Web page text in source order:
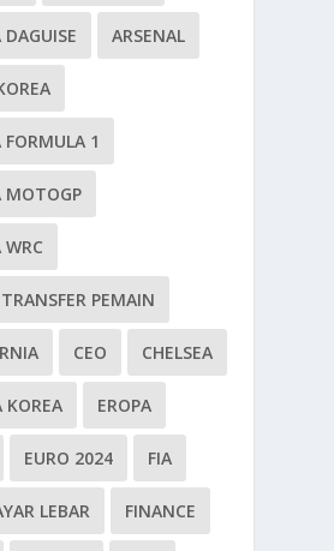
DAGUISE ARSENAL
FORMULA 1
MOTOGP
WRC
PEMAIN
CEO CHELSEA
KOREA EROPA
EURO 2024 FIA
LEBAR FINANCE